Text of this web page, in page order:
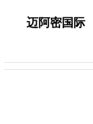
迈阿密国际